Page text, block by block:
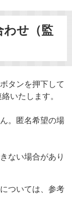
わせ（監
タンを押下して
いたします。
。匿名希望の場
ない場合があり
ついては、参考